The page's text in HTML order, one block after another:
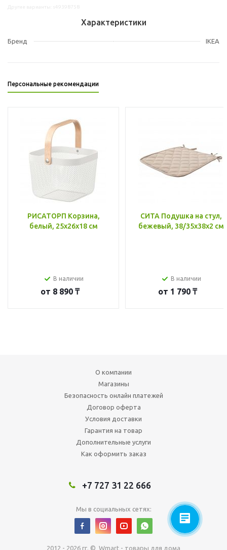
Характеристики
Бренд IKEA
Персональные рекомендации
РИСАТОРП Корзина,
белый, 25x26x18 см
В наличии
от 8 890 ₸
СИТА Подушка на стул,
бежевый, 38/35x38x2 см
В наличии
от 1 790 ₸
О компании
Магазины
Безопасность онлайн платежей
Договор оферта
Условия доставки
Гарантия на товар
Дополнительные услуги
Как оформить заказ
+7 727 31 22 666
Мы в социальных сетях:
2012 - 2026 гг. © Wmart - товары для дома